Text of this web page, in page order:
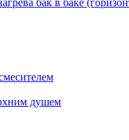
бак в баке
душем